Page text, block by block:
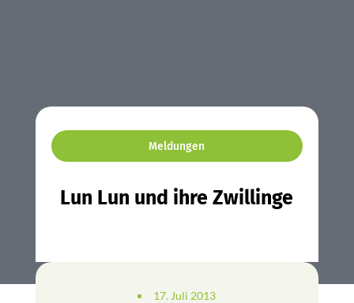
Meldungen
Lun Lun und ihre Zwillinge
17. Juli 2013